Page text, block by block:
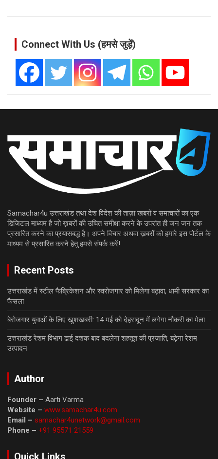
Connect With Us (हमसे जुड़ें)
Samachar4u उत्तराखंड तथा देश विदेश की ताज़ा खबरों व समाचारों का एक
डिजिटल माध्यम है जो ख़बरों की उचित समीक्षा करने के उपरांत ही जन जन तक
प्रसारित करने का प्रयासबद्ध है। अपने विचार अथवा ख़बरों को हमारे इस पोर्टल के
माध्यम से प्रसारित करने हेतु हमसे संपर्क करें!
Recent Posts
उत्तराखंड में स्टील फैब्रिकेशन और स्वरोजगार को मिलेगा बढ़ावा, धामी सरकार का
फैसला
बेरोजगार युवाओं के लिए खुशखबरी: 14 मई को देहरादून में लगेगा नौकरी का मेला
उत्तराखंड रेशम विभाग ढाई दशक बाद बदलेगा शहतूत की प्रजाति, बढ़ेगा रेशम
उत्पादन
Author
Founder – Aarti Varma
Website – www.samachar4u.com
Email – samachar4unetwork@gmail.com
Phone – +91 95571 21559
Quick Links